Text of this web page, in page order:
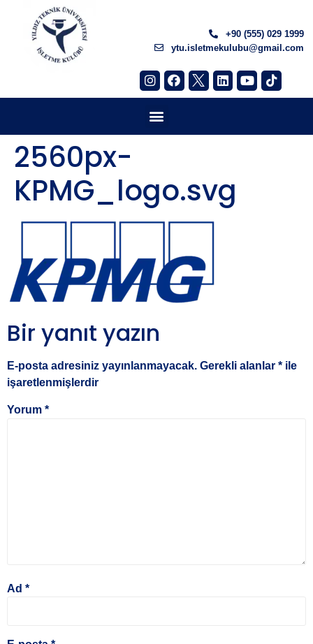
+90 (555) 029 1999
ytu.isletmekulubu@gmail.com
2560px-
KPMG_logo.svg
Bir yanıt yazın
E-posta adresiniz yayınlanmayacak. Gerekli alanlar * ile
işaretlenmişlerdir
Yorum *
Ad *